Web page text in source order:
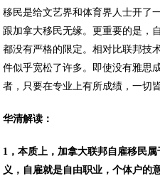
移民是给文艺界和体育界人士开了
跟加拿大移民无缘。更重要的是，
都没有严格的限定。相对比联邦技
件似乎宽松了许多。即使没有雅思
者，只要在专业上有所成绩，一切
华清解读：
1，本质上，加拿大联邦自雇移民
义，自雇就是自由职业，个体户的